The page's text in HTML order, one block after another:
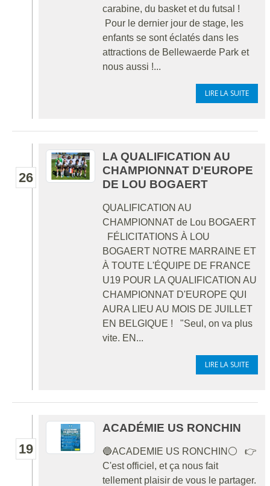
carabine, du basket et du futsal !
Pour le dernier jour de stage, les
enfants se sont éclatés dans les
attractions de Bellewaerde Park et
nous aussi !...
LIRE LA SUITE
26
LA QUALIFICATION AU
CHAMPIONNAT D'EUROPE
DE LOU BOGAERT
QUALIFICATION AU
CHAMPIONNAT de Lou BOGAERT
FÉLICITATIONS À LOU
BOGAERT NOTRE MARRAINE ET
À TOUTE L'ÉQUIPE DE FRANCE
U19 POUR LA QUALIFICATION AU
CHAMPIONNAT D'EUROPE QUI
AURA LIEU AU MOIS DE JUILLET
EN BELGIQUE ! "Seul, on va plus
vite. EN...
LIRE LA SUITE
19
ACADÉMIE US RONCHIN
🔵ACADEMIE US RONCHIN⚪ 👉
C'est officiel, et ça nous fait
tellement plaisir de vous le partager.